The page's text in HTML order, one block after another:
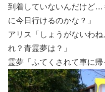
到着していないんだけど…
に今日行けるのかな？」
アリス「しょうがないわ
れ？青霊夢は？」
霊夢「ふてくされて車に帰